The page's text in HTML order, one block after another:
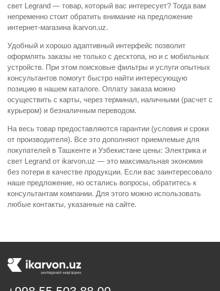
свет Legrand — товар, который вас интересует? Тогда вам
непременно стоит обратить внимание на предложение
интернет-магазина ikarvon.uz.
Удобный и хорошо адаптивный интерфейс позволит
оформлять заказы не только с десктопа, но и с мобильных
устройств. При этом поисковые фильтры и услуги опытных
консультантов помогут быстро найти интересующую
позицию в нашем каталоге. Оплату заказа можно
осуществить с карты, через терминал, наличными (расчет с
курьером) и безналичным переводом.
На весь товар предоставляются гарантии (условия и сроки
от производителя). Все это дополняют приемлемые для
покупателей в Ташкенте и Узбекистане цены: Электрика и
свет Legrand от ikarvon.uz — это максимальная экономия
без потери в качестве продукции. Если вас заинтересовало
наше предложение, но остались вопросы, обратитесь к
консультантам компании. Для этого можно использовать
любые контакты, указанные на сайте.